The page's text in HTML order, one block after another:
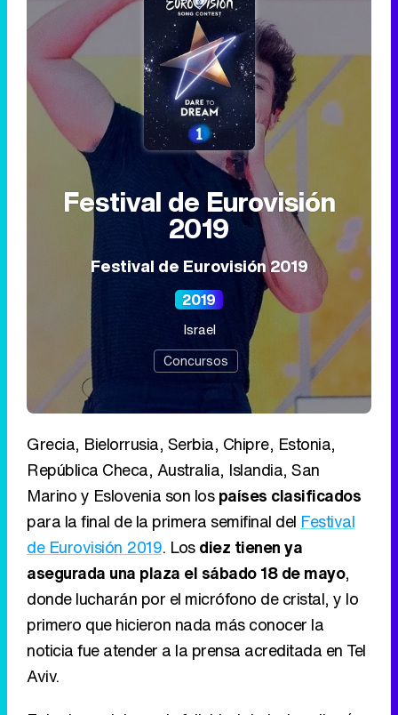
Festival de Eurovisión
2019
Festival de Eurovisión 2019
2019
Israel
Concursos
Grecia, Bielorrusia, Serbia, Chipre, Estonia,
República Checa, Australia, Islandia, San
Marino y Eslovenia son lospaíses clasificados
para la final de la primera semifinal del Festival
de Eurovisión 2019. Losdiez tienen ya
asegurada una plaza el sábado 18 de mayo,
donde lucharán por el micrófono de cristal, y lo
primero que hicieron nada más conocer la
noticia fue atender a la prensa acreditada en Tel
Aviv.